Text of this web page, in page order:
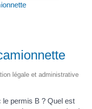
légale et administrative
le permis B ? Quel est